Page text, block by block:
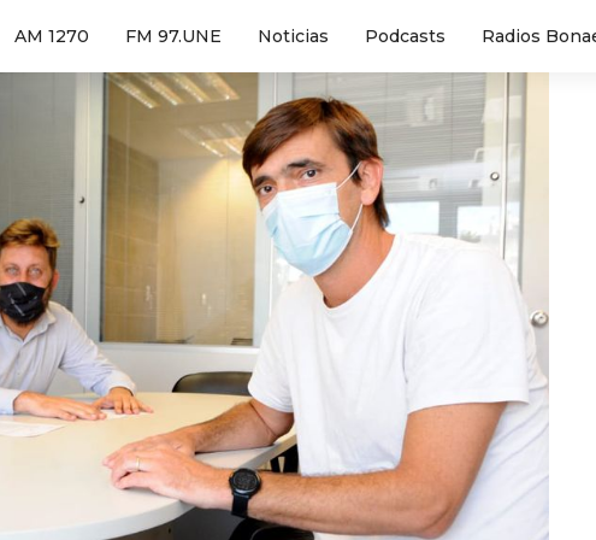
AM 1270 FM 97.UNE Noticias Podcasts Radios